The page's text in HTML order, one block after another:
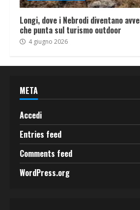
Longi, dove i Nebrodi diventano
che punta sul turismo outdoor
4 giugno 2026
META
Accedi
Entries feed
Comments feed
WordPress.org